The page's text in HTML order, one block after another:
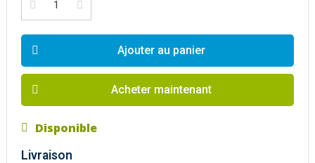
Ajouter au panier
Acheter maintenant
Disponible
Livraison